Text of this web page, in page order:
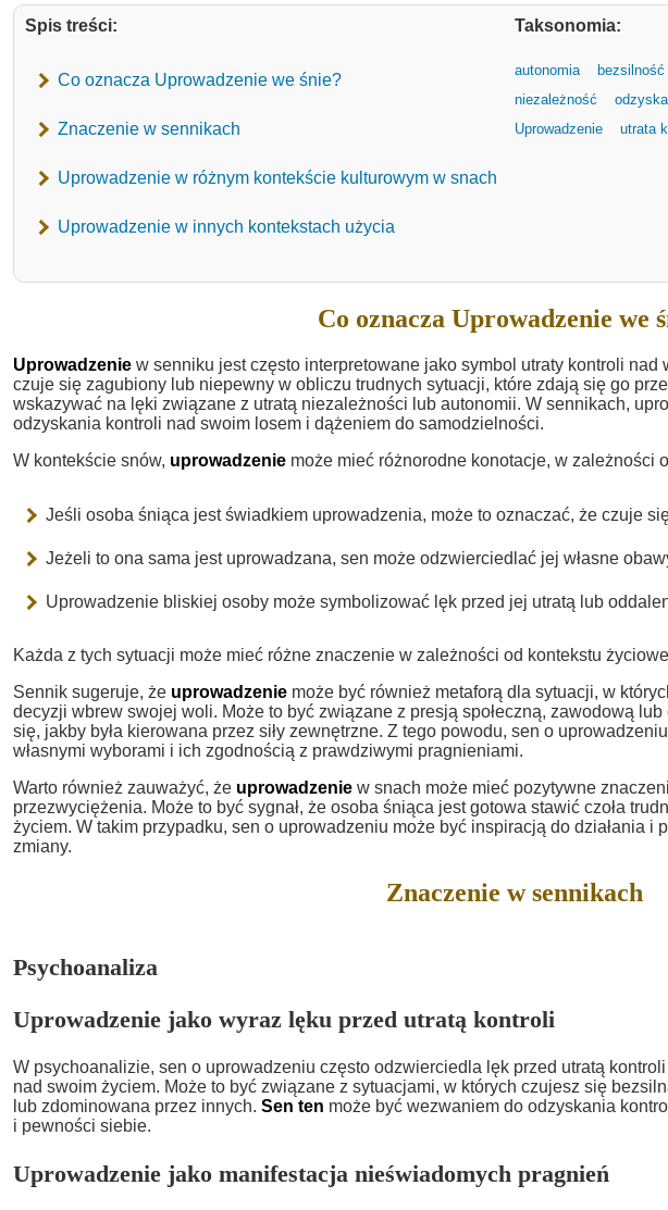
Spis treści:
Co oznacza Uprowadzenie we śnie?
Znaczenie w sennikach
Uprowadzenie w różnym kontekście kulturowym w snach
Uprowadzenie w innych kontekstach użycia
Taksonomia:
autonomia bezsilność
niezależność
Uprowadzenie
utrata
Co oznacza Uprowadzenie we
Uprowadzenie w senniku jest często interpretowane jako symbol utraty kontroli nad
czuje się zagubiony lub niepewny w obliczu trudnych sytuacji, które zdają się go
wskazywać na lęki związane z utratą niezależności lub autonomii. W sennikach,
odzyskania kontroli nad swoim losem i dążeniem do samodzielności.
W kontekście snów, uprowadzenie może mieć różnorodne konotacje, w zależności
Jeśli osoba śniąca jest świadkiem uprowadzenia, może to oznaczać, że czuje
Jeżeli to ona sama jest uprowadzana, sen może odzwierciedlać jej własne
Uprowadzenie bliskiej osoby może symbolizować lęk przed jej utratą lub
Każda z tych sytuacji może mieć różne znaczenie w zależności od kontekstu
Sennik sugeruje, że uprowadzenie może być również metaforą dla sytuacji, w
decyzji wbrew swojej woli. Może to być związane z presją społeczną, zawodową
się, jakby była kierowana przez siły zewnętrzne. Z tego powodu, sen o
własnymi wyborami i ich zgodnością z prawdziwymi pragnieniami.
Warto również zauważyć, że uprowadzenie w snach może mieć pozytywne
przezwyciężenia. Może to być sygnał, że osoba śniąca jest gotowa stawić czoła
życiem. W takim przypadku, sen o uprowadzeniu może być inspiracją do działania
zmiany.
Znaczenie w sennikach
Psychoanaliza
Uprowadzenie jako wyraz lęku przed utratą kontroli
W psychoanalizie, sen o uprowadzeniu często odzwierciedla lęk przed utratą kontroli
nad swoim życiem. Może to być związane z sytuacjami, w których czujesz się
lub zdominowana przez innych. Sen ten może być wezwaniem do odzyskania
i pewności siebie.
Uprowadzenie jako manifestacja nieświadomych pragnień